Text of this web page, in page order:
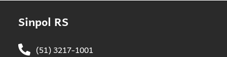
Sinpol RS
(51) 3217-1001